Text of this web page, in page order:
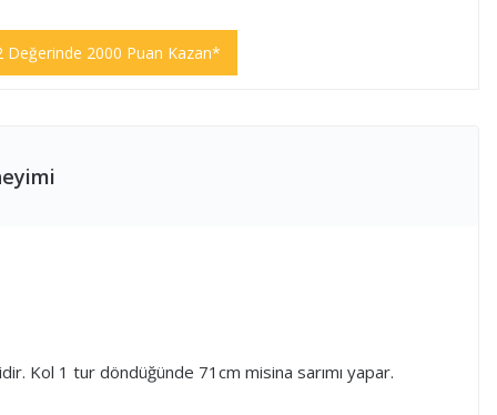
Değerinde 2000 Puan Kazan*
Kol 1 tur döndüğünde 71cm misina sarımı yapar.